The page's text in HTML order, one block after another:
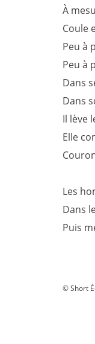
À
Coule
Peu à
Peu à
Dans
Dans
Il lève
Elle
Les
Dans
Puis
© Short